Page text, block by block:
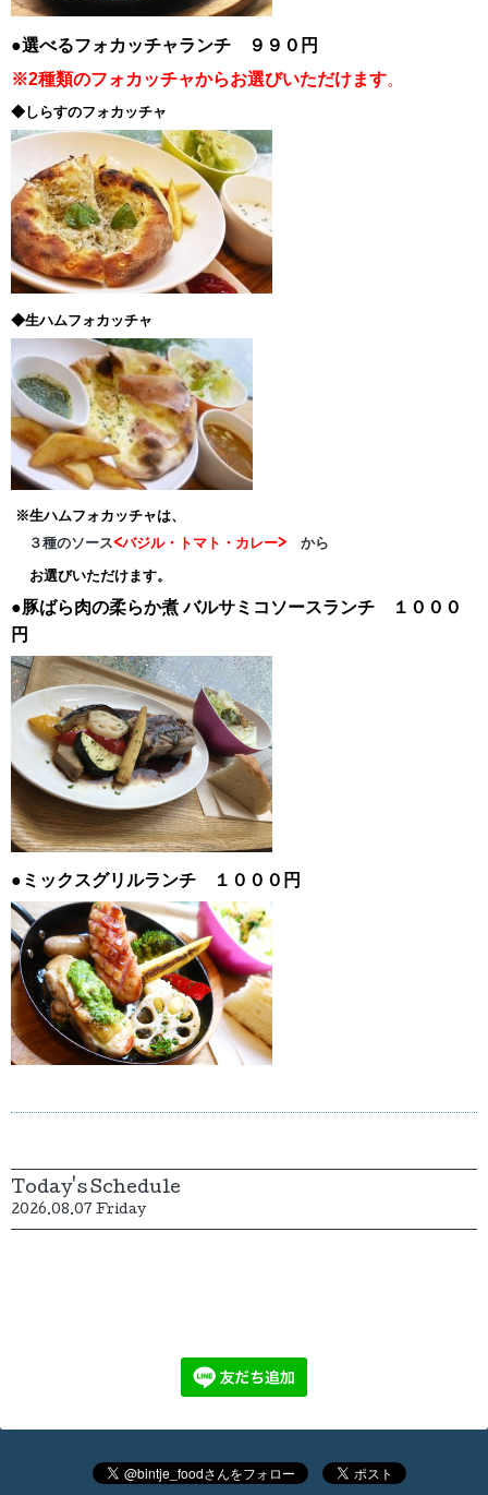
●選べるフォカッチャランチ ９９０円
※2種類のフォカッチャからお選びいただけます。
◆しらすのフォカッチャ
◆生ハムフォカッチャ
※生ハムフォカッチャは、
３種のソース<バジル・トマト・カレー> から
お選びいただけます。
●豚ばら肉の柔らか煮バルサミコソースランチ １０００
円
●ミックスグリルランチ １０００円
Today's Schedule
2026.08.07 Friday